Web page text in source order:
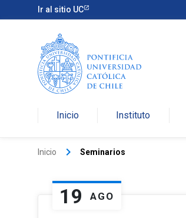
Ir al sitio UC
Inicio Instituto
Inicio keyboard_arrow_right Seminarios
19 AGO